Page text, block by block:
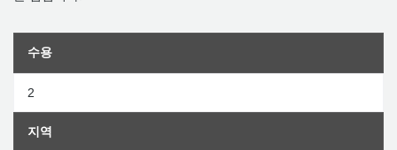
수용
2
지역